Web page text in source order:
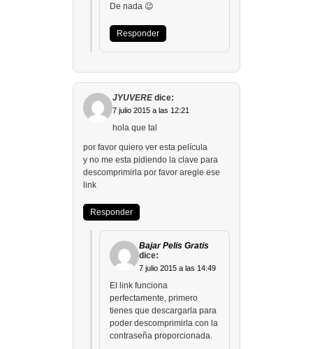
De nada 😉
Responder
JYUVERE dice:
7 julio 2015 a las 12:21
hola que tal
por favor quiero ver esta película
y no me esta pidiendo la clave para
descomprimirla por favor aregle ese
link
Responder
Bajar Pelis Gratis
dice:
7 julio 2015 a las 14:49
El link funciona
perfectamente, primero
tienes que descargarla para
poder descomprimirla con la
contraseña proporcionada.